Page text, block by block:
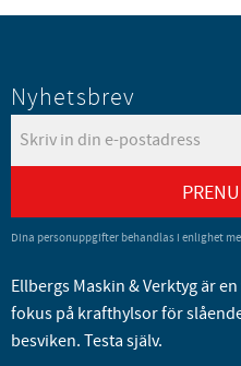
Nyhetsbrev
Dina personuppgifter behandlas i enlighet
Ellbergs Maskin & Verktyg är
fokus på krafthylsor för
besviken. Testa själv.